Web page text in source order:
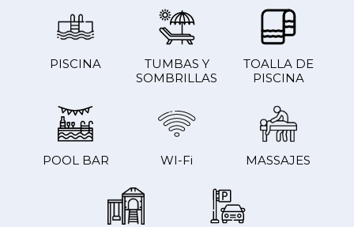
PISCINA
TUMBAS Y
SOMBRILLAS
TOALLA DE
PISCINA
POOL BAR WI-Fi MASSAJES